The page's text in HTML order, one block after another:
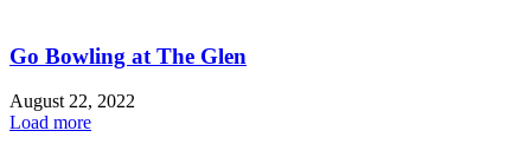
Go Bowling at The Glen
August 22, 2022
Load more